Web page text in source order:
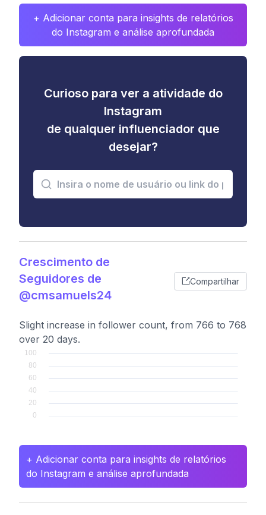
+ Adicionar conta para insights de relatórios
do Instagram e análise aprofundada
Curioso para ver a atividade do
Instagram
de qualquer influenciador que
desejar?
Crescimento de
Seguidores de
@cmsamuels24
Compartilhar
Slight increase in follower count, from 766 to 768
over 20 days.
+ Adicionar conta para insights de relatórios
do Instagram e análise aprofundada